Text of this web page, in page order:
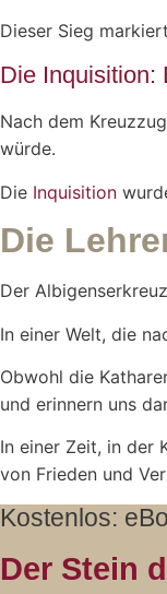
Dieser Sieg
Die Inquisition:
Nach dem
würde.
Die Inquisition
Die
Der
In einer Welt, die
Obwohl die
und erinnern uns
In einer Zeit, in der
von Frieden und
Kostenlos:
Der Stein